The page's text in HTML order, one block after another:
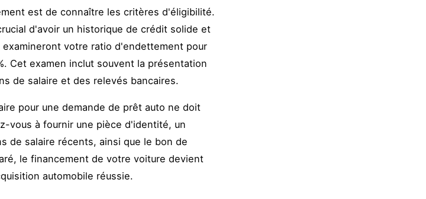
est de connaître les critères d'éligibilité.
d'avoir un historique de crédit solide et
votre ratio d'endettement pour
Cet examen inclut souvent la présentation
de salaire et des relevés bancaires.
pour une demande de prêt auto ne doit
vous à fournir une pièce d'identité, un
de salaire récents, ainsi que le bon de
le financement de votre voiture devient
automobile réussie.